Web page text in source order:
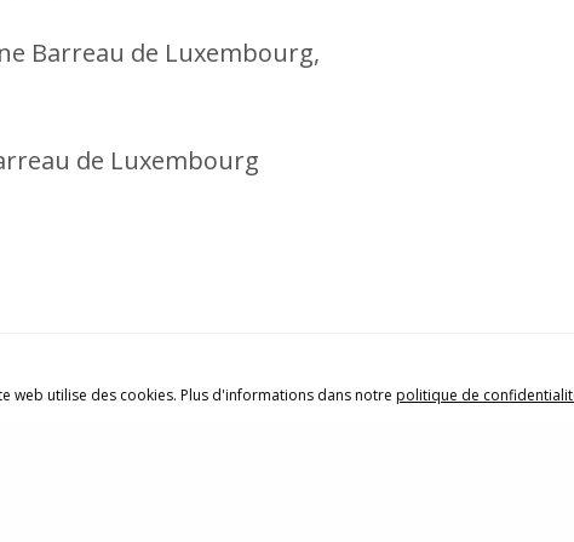
Barreau de Luxembourg,
de Luxembourg
web utilise des cookies. Plus d'informations dans notrepolitique de